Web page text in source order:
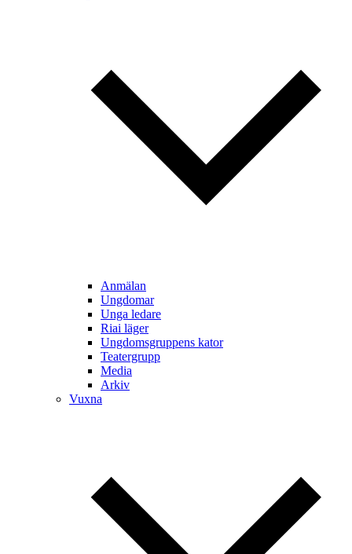
Anmälan
Ungdomar
Unga ledare
Riai läger
Ungdomsgruppens kator
Teatergrupp
Media
Arkiv
Vuxna